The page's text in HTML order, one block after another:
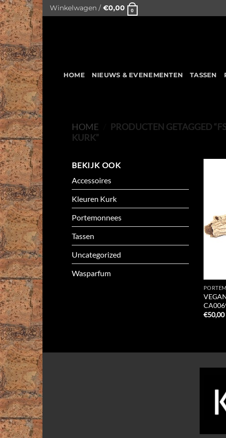
Skip
to
content
Winkelwagen / €0,00 0
HOME NIEUWS & EVENEMENTEN TASSEN
HOME
PRODUCTEN GETAGGED
KURK”
BEKIJK OOK
Accessoires
Kleuren Kurk
Portemonnees
Tassen
Uncategorized
Wasparfum
€50,00